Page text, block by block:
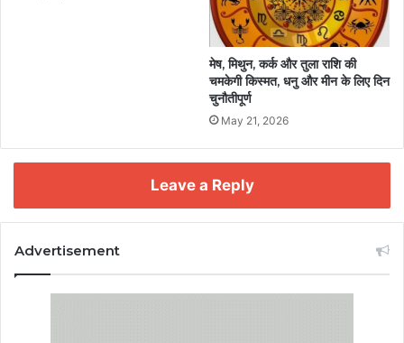
मेष, मिथुन, कर्क और तुला राशि की
चमकेगी किस्मत, धनु और मीन के लिए दिन
चुनौतीपूर्ण
May 21, 2026
Leave a Reply
Advertisement